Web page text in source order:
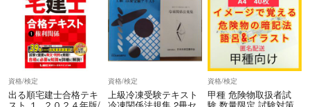
資格/検定
出る順宅建士合格テキ
資格/検定
上級冷凍受験テキスト
資格/検定
甲種 危険物取扱者試